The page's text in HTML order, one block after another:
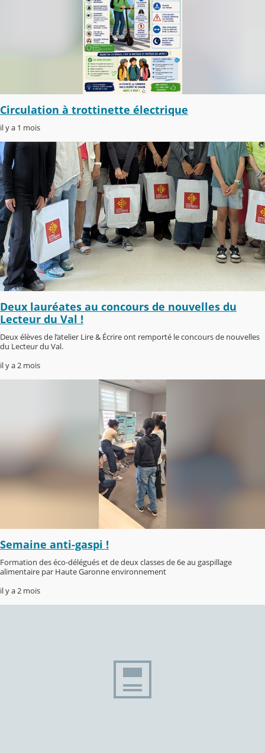
Circulation à trottinette électrique
il y a 1 mois
Deux lauréates au concours de nouvelles du
Lecteur du Val !
Deux élèves de l’atelier Lire & Écrire ont remporté le concours de nouvelles
du Lecteur du Val.
il y a 2 mois
Semaine anti-gaspi !
Formation des éco-délégués et de deux classes de 6e au gaspillage
alimentaire par Haute Garonne environnement
il y a 2 mois